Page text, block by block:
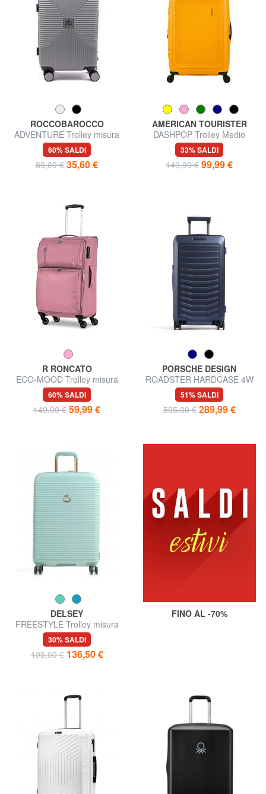
ROCCOBAROCCO
ADVENTURE Trolley misura
media
60% SALDI
89,00 € 35,60 €
AMERICAN TOURISTER
DASHPOP Trolley Medio
33% SALDI
149,90 € 99,99 €
R RONCATO
ECO-MOOD Trolley misura
media espandibile
60% SALDI
149,00 € 59,99 €
PORSCHE DESIGN
ROADSTER HARDCASE 4W
Trolley Medio, ultraresistente
51% SALDI
595,00 € 289,99 €
DELSEY
FREESTYLE Trolley misura
media
30% SALDI
195,00 € 136,50 €
FINO AL -70%